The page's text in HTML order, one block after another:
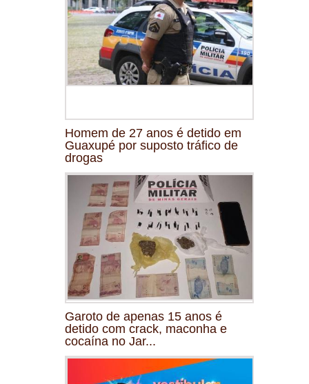
Homem de 27 anos é detido em
Guaxupé por suposto tráfico de
drogas
Garoto de apenas 15 anos é
detido com crack, maconha e
cocaína no Jar...